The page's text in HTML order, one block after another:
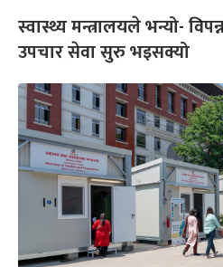
स्वास्थ्य मन्त्रालयले भन्यो-
उपचार सेवा सुरु भइसक्यो